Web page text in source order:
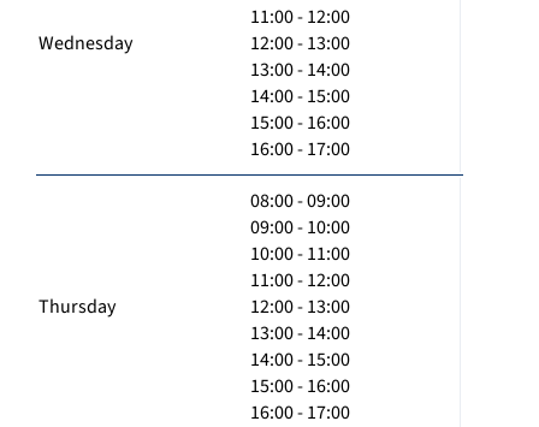
Wednesday
11:00 - 12:00
12:00 - 13:00
13:00 - 14:00
14:00 - 15:00
15:00 - 16:00
16:00 - 17:00
Thursday
08:00 - 09:00
09:00 - 10:00
10:00 - 11:00
11:00 - 12:00
12:00 - 13:00
13:00 - 14:00
14:00 - 15:00
15:00 - 16:00
16:00 - 17:00